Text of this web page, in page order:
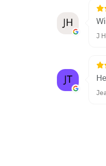
J